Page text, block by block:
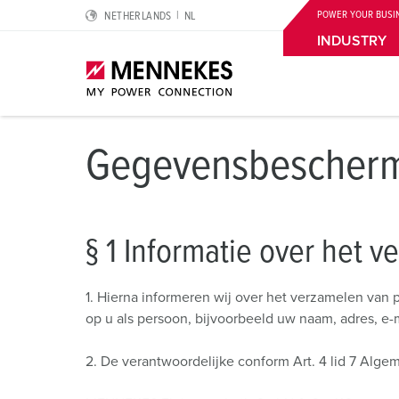
NETHERLANDS NL POWER YOUR
INDUSTRY
Highlights
SCHUKO®
Wandcontactdoos DUOi
PowerTOP® Xtra
Contactmateriaal met beschermende tule
Oplossingen voor speciale toepassingen
Levensmiddelenindustrie
Autoindustrie
Windturbines
Datacenters
Planning & inkoop
Price list
CMRT & EMRT
REACh
RoHS
Voor de elektrische professional
Aardleidingcontact, uurinstelling en
IP-beschermingsgraden en beschermingsklassen
Normen voor contactmateriaal
Internationale standaarden
Over ons
MENNEKES Automotive
Duurzaamheid
Maatschappelijk Verantwoord Ondernemen
Kwaliteit en MVO
§ 1 Informatie over het
1. Hierna informeren wij over het verzamelen
op u als persoon, bijvoorbeeld uw naam, adres,
2. De verantwoordelijke conform Art. 4 lid 7